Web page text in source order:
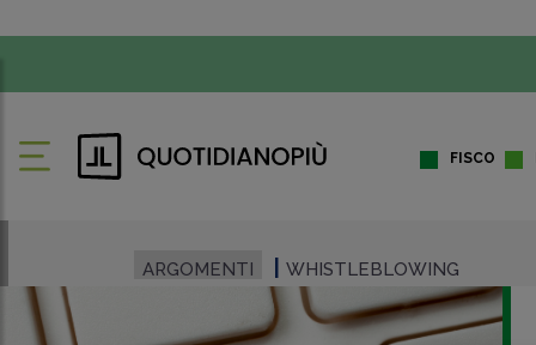
FISCO
ARGOMENTI WHISTLEBLOWING